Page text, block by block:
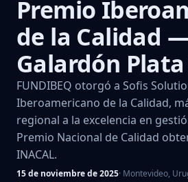
Premio
de la Calidad
Galardón Plata
FUNDIBEQ otorgó a Sofis
Iberoamericano de la Calidad,
regional a la excelencia en
Premio Nacional de Calidad
INACAL.
15 de noviembre de 2025· Montevideo,